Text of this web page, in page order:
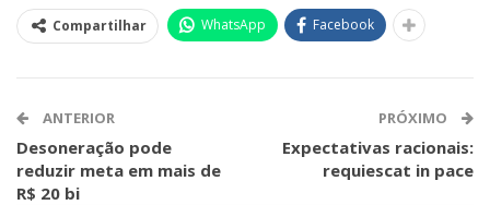
Compartilhar WhatsApp Facebook
ANTERIOR
Desoneração pode
reduzir meta em mais de
R$ 20 bi
PRÓXIMO
Expectativas racionais:
requiescat in pace